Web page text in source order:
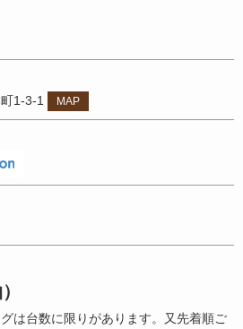
1-3-1
MAP
は台数に限りがあります。又先着順ご